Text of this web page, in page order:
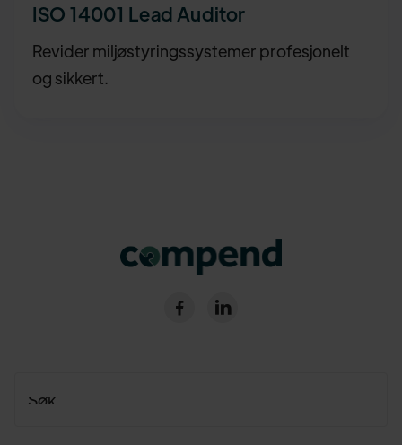
ISO 14001 Lead Auditor
Revider miljøstyringssystemer profesjonelt
og sikkert.
 